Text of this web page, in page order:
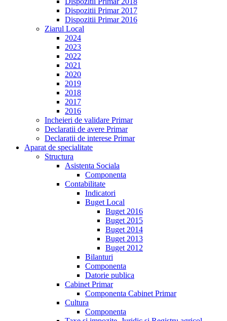
Dispozitii Primar 2017
Dispozitii Primar 2016
Ziarul Local
2024
2023
2022
2021
2020
2019
2018
2017
2016
Incheieri de validare Primar
Declaratii de avere Primar
Declaratii de interese Primar
Aparat de specialitate
Structura
Asistenta Sociala
Componenta
Contabilitate
Indicatori
Buget Local
Buget 2016
Buget 2015
Buget 2014
Buget 2013
Buget 2012
Bilanturi
Componenta
Datorie publica
Cabinet Primar
Componenta Cabinet Primar
Cultura
Componenta